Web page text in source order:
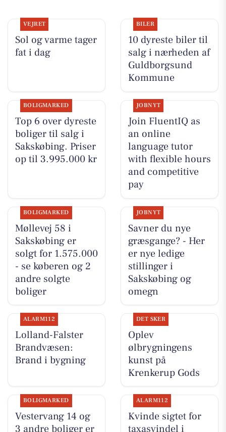
VEJRET
Sol og varme tager
fat i dag
BILER
10 dyreste biler til
salg i nærheden af
Guldborgsund
Kommune
BOLIGMARKED
Top 6 over dyreste
boliger til salg i
Sakskøbing. Priser
op til 3.995.000 kr
JOBNYT
Join FluentIQ as
an online
language tutor
with flexible hours
and competitive
pay
BOLIGMARKED
Møllevej 58 i
Sakskøbing er
solgt for 1.575.000
- se køberen og 2
andre solgte
boliger
JOBNYT
Savner du nye
græsgange? - Her
er nye ledige
stillinger i
Sakskøbing og
omegn
ALARM112
Lolland-Falster
Brandvæsen:
Brand i bygning
DET SKER
Oplev
ølbrygningens
kunst på
Krenkerup Gods
BOLIGMARKED
Vestervang 14 og
3 andre boliger er
ALARM112
Kvinde sigtet for
taxasvindel i